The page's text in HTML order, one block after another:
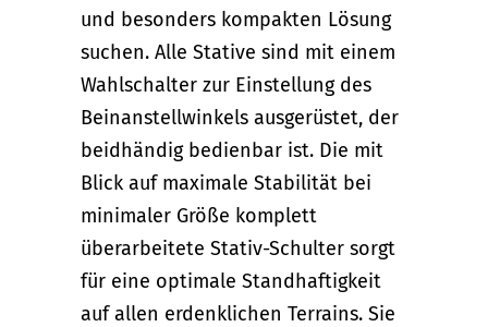
und besonders kompakten Lösung
suchen. Alle Stative sind mit einem
Wahlschalter zur Einstellung des
Beinanstellwinkels ausgerüstet, der
beidhändig bedienbar ist. Die mit
Blick auf maximale Stabilität bei
minimaler Größe komplett
überarbeitete Stativ-Schulter sorgt
für eine optimale Standhaftigkeit
auf allen erdenklichen Terrains. Sie